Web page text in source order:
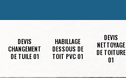
DEVIS
CHANGEMENT
DE TUILE 01
HABILLAGE
DESSOUS DE
TOIT PVC 01
DEVIS
NETTOYAGE
DE TOITURE
01